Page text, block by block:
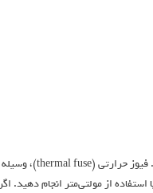
اگر سشوار شما در حین استفاده به دلیل گرمای بیش‌از‌حد قطع شده و روشن نمی‌شود، احتمالاً فیوز حرارتی سوخته است. فیوز حرارتی (thermal fuse)، وسیله
از مولتی‌متر انجام دهید. اگر